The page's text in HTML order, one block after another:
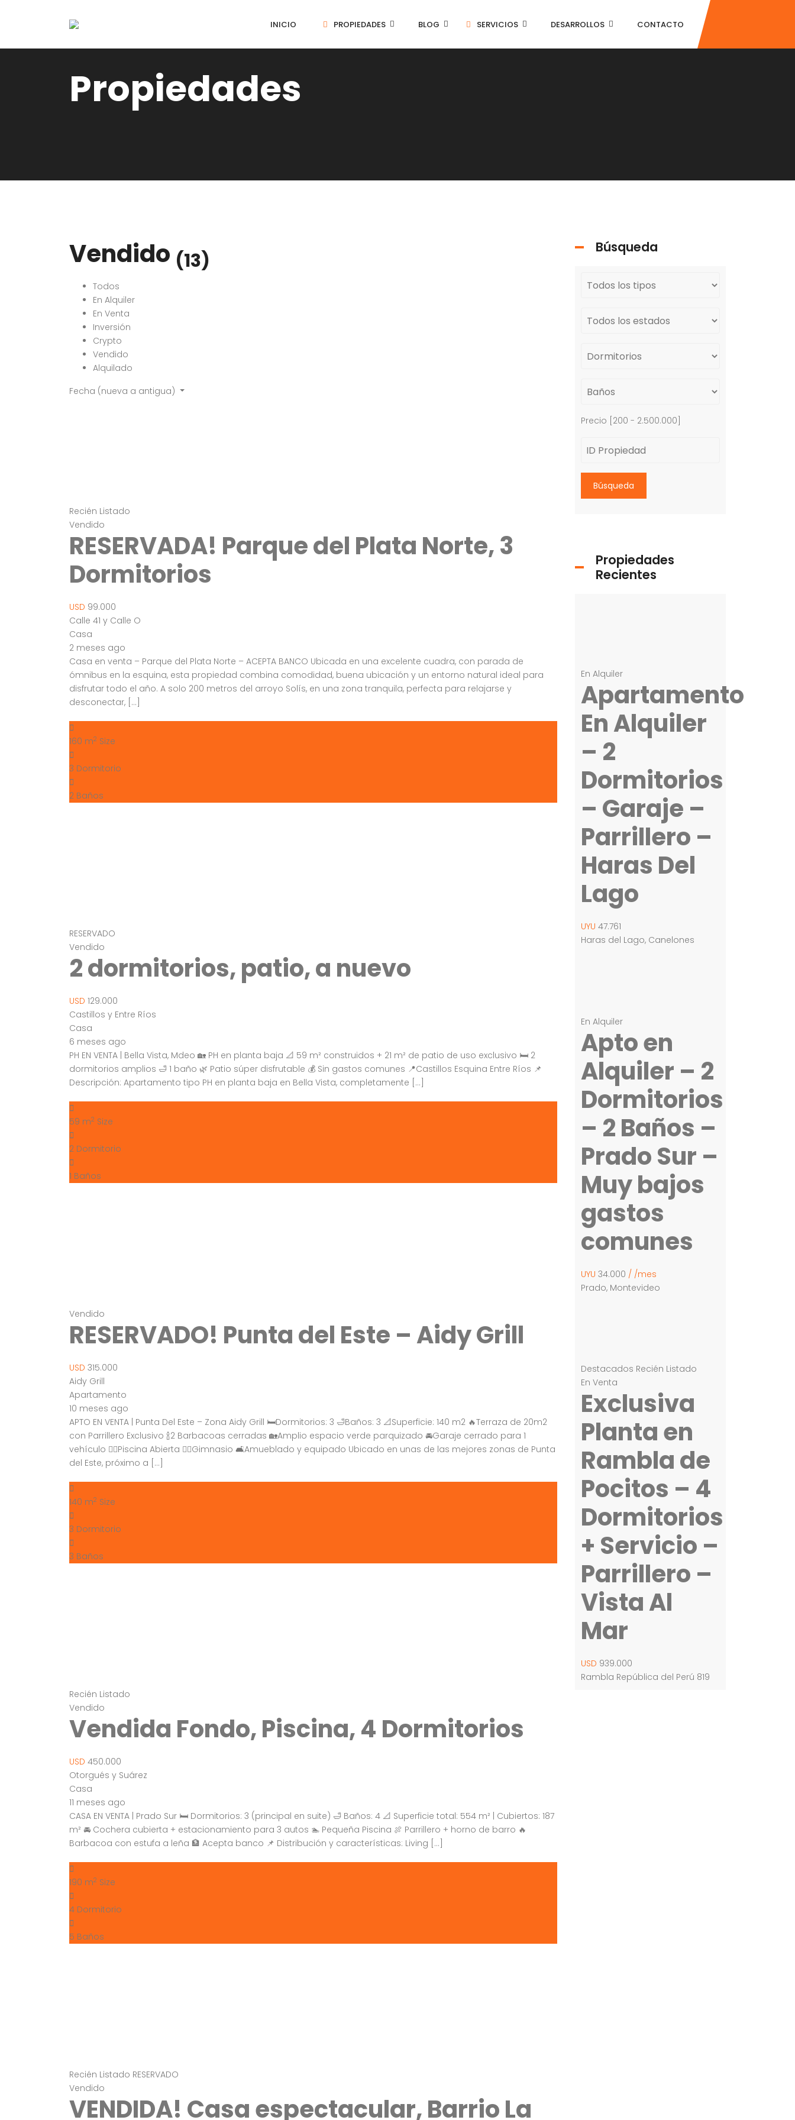
INICIO PROPIEDADES BLOG SERVICIOS DESARROLLOS CONTACTO
Propiedades
Vendido (13)
Todos
En Alquiler
En Venta
Inversión
Crypto
Vendido
Alquilado
Fecha (nueva a antigua)
Recién Listado
Vendido
RESERVADA! Parque del Plata Norte, 3
Dormitorios
USD 99.000
Calle 41 y Calle O
Casa
2 meses ago
Casa en venta – Parque del Plata Norte – ACEPTA BANCO Ubicada en una excelente cuadra, con parada de
ómnibus en la esquina, esta propiedad combina comodidad, buena ubicación y un entorno natural ideal para
disfrutar todo el año. A solo 200 metros del arroyo Solís, en una zona tranquila, perfecta para relajarse y
desconectar, […]
160 m2 Size
3 Dormitorio
2 Baños
RESERVADO
Vendido
2 dormitorios, patio, a nuevo
USD 129.000
Castillos y Entre Ríos
Casa
6 meses ago
PH EN VENTA | Bella Vista, Mdeo 🏡 PH en planta baja 📐 59 m² construidos + 21 m² de patio de uso exclusivo 🛏 2
dormitorios amplios 🛁 1 baño 🌿 Patio súper disfrutable 💰 Sin gastos comunes 📍Castillos Esquina Entre Ríos 📌
Descripción: Apartamento tipo PH en planta baja en Bella Vista, completamente […]
59 m2 Size
2 Dormitorio
1 Baños
Vendido
RESERVADO! Punta del Este – Aidy Grill
USD 315.000
Aidy Grill
Apartamento
10 meses ago
APTO EN VENTA | Punta Del Este – Zona Aidy Grill 🛏Dormitorios: 3 🛁Baños: 3 📐Superficie: 140 m2 🔥Terraza de 20m2
con Parrillero Exclusivo 🍾2 Barbacoas cerradas 🏡Amplio espacio verde parquizado 🚘Garaje cerrado para 1
vehículo 🏊‍♂️Piscina Abierta 🏋️‍♂️Gimnasio 🛋Amueblado y equipado Ubicado en unas de las mejores zonas de Punta
del Este, próximo a […]
140 m2 Size
3 Dormitorio
3 Baños
Recién Listado
Vendido
Vendida Fondo, Piscina, 4 Dormitorios
USD 450.000
Otorgués y Suárez
Casa
11 meses ago
CASA EN VENTA | Prado Sur 🛏 Dormitorios: 3 (principal en suite) 🛁 Baños: 4 📐 Superficie total: 554 m² | Cubiertos: 187
m² 🚘 Cochera cubierta + estacionamiento para 3 autos 🏊 Pequeña Piscina 🍖 Parrillero + horno de barro 🔥
Barbacoa con estufa a leña 🏦 Acepta banco 📌 Distribución y características: Living […]
190 m2 Size
4 Dormitorio
5 Baños
Recién Listado RESERVADO
Vendido
VENDIDA! Casa espectacular, Barrio La
Búsqueda
Precio [ 200 - 2.500.000
Búsqueda
Propiedades
Recientes
En Alquiler
Apartamento
En Alquiler
– 2
Dormitorios
– Garaje –
Parrillero –
Haras Del
Lago
UYU 47.761
Haras del Lago, Canelones
En Alquiler
Apto en
Alquiler – 2
Dormitorios
– 2 Baños –
Prado Sur –
Muy bajos
gastos
comunes
UYU 34.000 / /mes
Prado, Montevideo
Destacados Recién Listado
En Venta
Exclusiva
Planta en
Rambla de
Pocitos – 4
Dormitorios
+ Servicio –
Parrillero –
Vista Al
Mar
USD 939.000
Rambla República del Perú 819